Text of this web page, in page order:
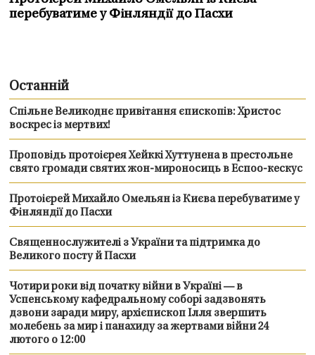
перебуватиме у Фінляндії до Пасхи
Останній
Спільне Великоднє привітання єпископів: Христос
воскрес із мертвих!
Проповідь протоієрея Хейккі Хуттунена в престольне
свято громади святих жон-мироносиць в Еспоо-кескус
Протоієрей Михайло Омельян із Києва перебуватиме у
Фінляндії до Пасхи
Священнослужителі з України та підтримка до
Великого посту й Пасхи
Чотири роки від початку війни в Україні — в
Успенському кафедральному соборі задзвонять
дзвони заради миру, архієпископ Ілля звершить
молебень за мир і панахиду за жертвами війни 24
лютого о 12:00